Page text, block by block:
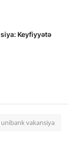
Keyfiyyətə
unibank vakansiya